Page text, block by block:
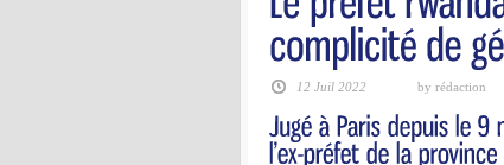
12 Juil 2022 by rédaction